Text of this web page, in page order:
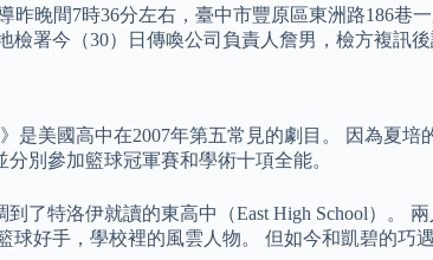
晚間7時36分左右，臺中市豐原區東洲路186巷
署今（30）日傳喚公司負責人詹男，檢方複訊
是美國高中在2007年第五常見的劇目。 因為夏
別參加籃球冠軍賽和學術十項全能。
了特洛伊就讀的東高中（East High School）。
好手，學校裡的風雲人物。 但如今和凱碧的巧